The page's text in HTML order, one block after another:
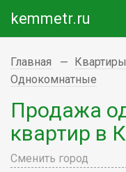
kemmetr.ru
Главная
Однокомнатные
Продажа
квартир в
Сменить город